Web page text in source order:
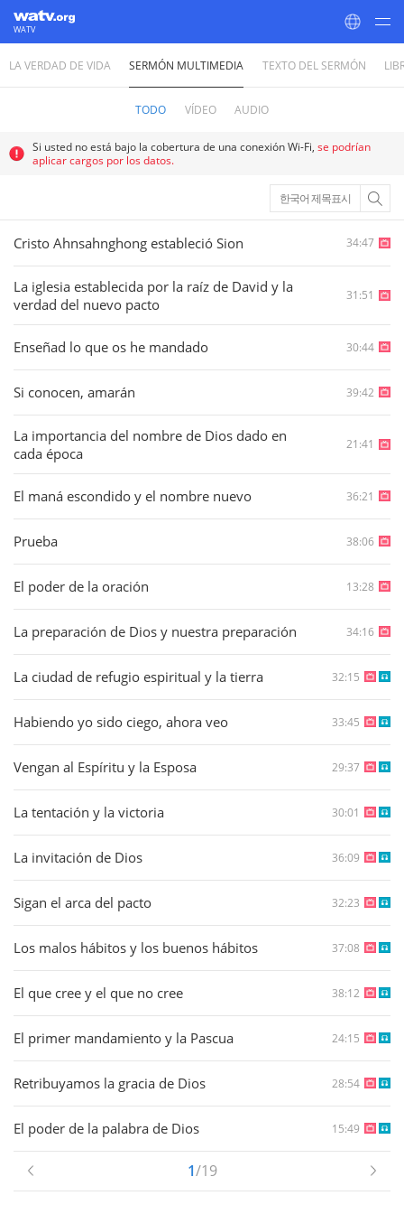
WATV
World Mission Society Church of God
LA VERDAD DE VIDA SERMÓN MULTIMEDIA TEXTO DEL SERMÓN
TODO VÍDEO AUDIO
Si usted no está bajo la cobertura de una conexión Wi-Fi, se podrían
aplicar cargos por los datos.
한국어 제목표시
Cristo Ahnsahnghong estableció Sion 34:47
La iglesia establecida por la raíz de David y la
verdad del nuevo pacto
31:51
Enseñad lo que os he mandado 30:44
Si conocen, amarán 39:42
La importancia del nombre de Dios dado en
cada época
21:41
El maná escondido y el nombre nuevo 36:21
Prueba 38:06
El poder de la oración 13:28
La preparación de Dios y nuestra preparación 34:16
La ciudad de refugio espiritual y la tierra 32:15
Habiendo yo sido ciego, ahora veo 33:45
Vengan al Espíritu y la Esposa 29:37
La tentación y la victoria 30:01
La invitación de Dios 36:09
Sigan el arca del pacto 32:23
Los malos hábitos y los buenos hábitos 37:08
El que cree y el que no cree 38:12
El primer mandamiento y la Pascua 24:15
Retribuyamos la gracia de Dios 28:54
El poder de la palabra de Dios 15:49
1/19